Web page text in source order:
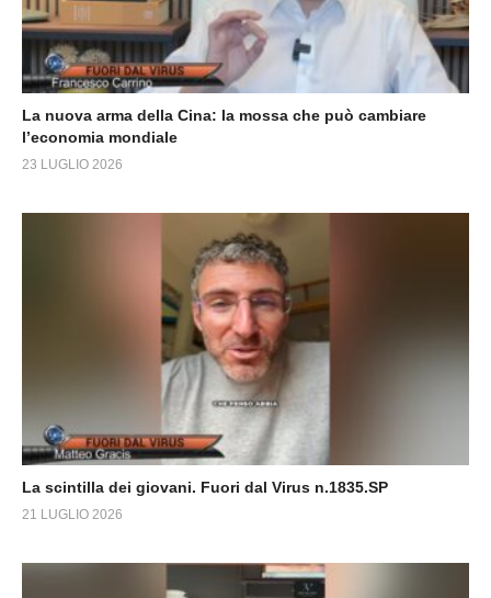
La nuova arma della Cina: la mossa che può cambiare
l’economia mondiale
23 LUGLIO 2026
La scintilla dei giovani. Fuori dal Virus n.1835.SP
21 LUGLIO 2026